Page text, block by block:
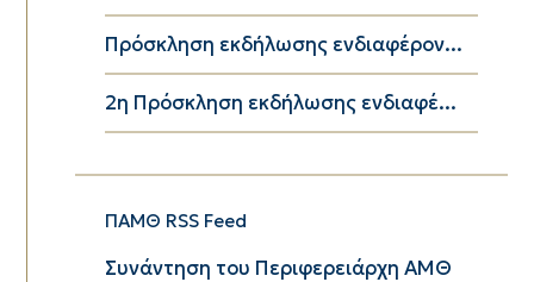
Πρόσκληση εκδήλωσης ενδιαφέρον...
2η Πρόσκληση εκδήλωσης ενδιαφέ...
ΠΑΜΘ RSS Feed
Συνάντηση του Περιφερειάρχη ΑΜΘ